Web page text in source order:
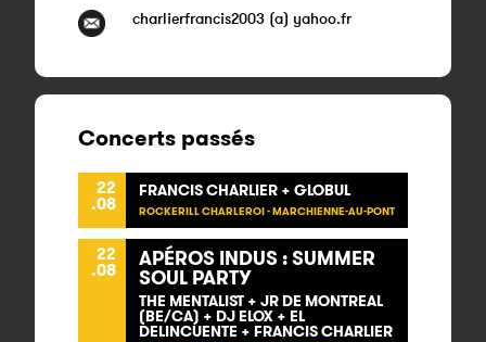
charlierfrancis2003 (a) yahoo.fr
Concerts passés
22
.08
FRANCIS CHARLIER + GLOBUL
ROCKERILL CHARLEROI - MARCHIENNE-AU-PONT
22
.08 APÉROS INDUS : SUMMER
SOUL PARTY
THE MENTALIST + JR DE MONTREAL
(BE/CA) + DJ ELOX + EL
DELINCUENTE + FRANCIS CHARLIER